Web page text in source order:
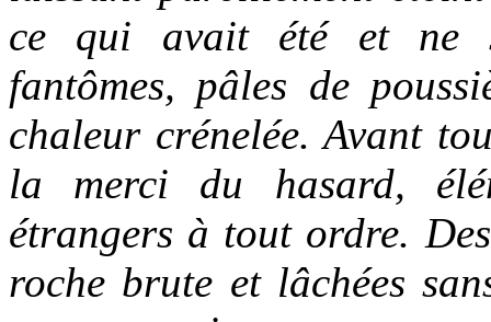
ce qui avait été et ne
fantômes, pâles de
chaleur crénelée. Avant
la merci du hasard,
étrangers à tout ordre.
roche brute et lâchées